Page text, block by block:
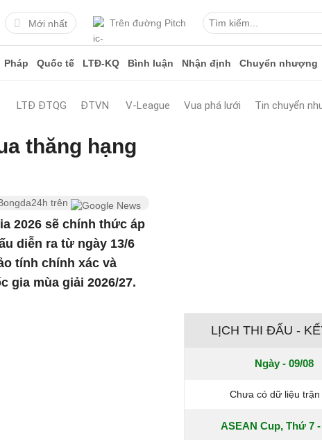
Mới nhất Trên đường Pitch
Pháp Quốc tế LTĐ-KQ Bình luận Nhận định Chuyển nhượng
LTĐ ĐTQG ĐTVN V-League Vua phá lưới Tin chuyển
thăng hạng
trên
2026 sẽ chính thức áp
diễn ra từ ngày 13/6
tính chính xác và
gia mùa giải 2026/27.
LỊCH THI ĐẤU -
Ngày - 09/08
Chưa có dữ liệu trận
ASEAN Cup, Thứ 7 -